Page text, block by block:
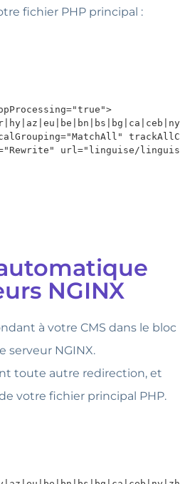
fichier PHP principal :
url="linguise/
NGINX
à votre CMS dans le bloc
serveur NGINX.
toute autre redirection, et
votre fichier principal PHP.